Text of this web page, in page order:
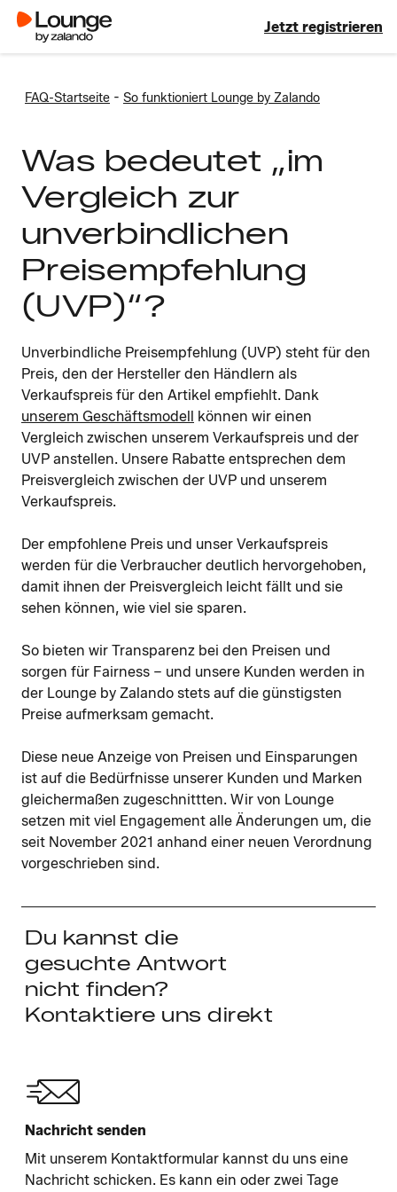
Jetzt registrieren
FAQ-Startseite - So funktioniert Lounge by Zalando
Was bedeutet „im
Vergleich zur
unverbindlichen
Preisempfehlung
(UVP)“?
Unverbindliche Preisempfehlung (UVP) steht für den
Preis, den der Hersteller den Händlern als
Verkaufspreis für den Artikel empfiehlt. Dank
unserem Geschäftsmodell können wir einen
Vergleich zwischen unserem Verkaufspreis und der
UVP anstellen. Unsere Rabatte entsprechen dem
Preisvergleich zwischen der UVP und unserem
Verkaufspreis.
Der empfohlene Preis und unser Verkaufspreis
werden für die Verbraucher deutlich hervorgehoben,
damit ihnen der Preisvergleich leicht fällt und sie
sehen können, wie viel sie sparen.
So bieten wir Transparenz bei den Preisen und
sorgen für Fairness – und unsere Kunden werden in
der Lounge by Zalando stets auf die günstigsten
Preise aufmerksam gemacht.
Diese neue Anzeige von Preisen und Einsparungen
ist auf die Bedürfnisse unserer Kunden und Marken
gleichermaßen zugeschnittten. Wir von Lounge
setzen mit viel Engagement alle Änderungen um, die
seit November 2021 anhand einer neuen Verordnung
vorgeschrieben sind.
Du kannst die
gesuchte Antwort
nicht finden?
Kontaktiere uns direkt
Nachricht senden
Mit unserem Kontaktformular kannst du uns eine
Nachricht schicken. Es kann ein oder zwei Tage